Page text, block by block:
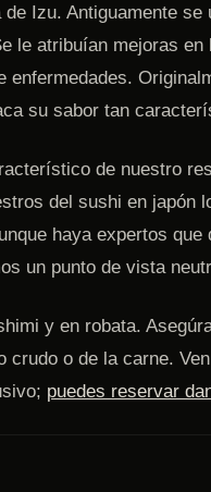
Izu. Antiguamente
le atribuían mejoras
su sabor tan
de nuestro
del sushi en japón
haya expertos que
un punto de vista
y en robata.
crudo o de la carne.
puedes reservar